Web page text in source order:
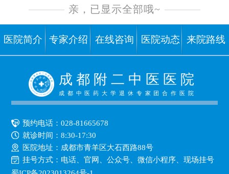
亲，已显示全部哦~
医院简介 专家介绍 在线咨询 医院动态 来院路线
成 都 附 二 中 医 医 院
成都中医药大学退休专家团合作医院
预约电话：028-81665678
就诊时间：8:30-17:30
医院地址：成都市青羊区大石西路88号
挂号方式： 电话、官网、公众号、微信小程序、现场挂号